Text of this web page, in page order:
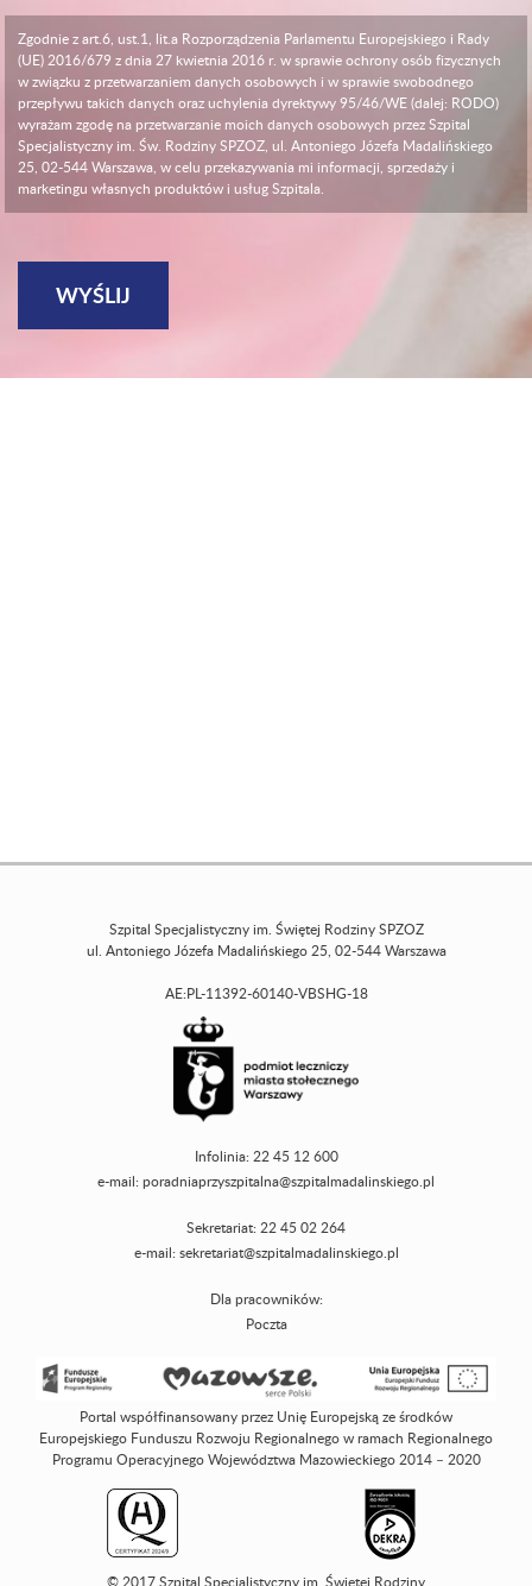
Zgodnie z art.6, ust.1, lit.a Rozporządzenia Parlamentu Europejskiego i Rady
(UE) 2016/679 z dnia 27 kwietnia 2016 r. w sprawie ochrony osób fizycznych
w związku z przetwarzaniem danych osobowych i w sprawie swobodnego
przepływu takich danych oraz uchylenia dyrektywy 95/46/WE (dalej: RODO)
wyrażam zgodę na przetwarzanie moich danych osobowych przez Szpital
Specjalistyczny im. Św. Rodziny SPZOZ, ul. Antoniego Józefa Madalińskiego
25, 02-544 Warszawa, w celu przekazywania mi informacji, sprzedaży i
marketingu własnych produktów i usług Szpitala.
Szpital Specjalistyczny im. Świętej Rodziny SPZOZ
ul. Antoniego Józefa Madalińskiego 25, 02-544 Warszawa
AE:PL-11392-60140-VBSHG-18
Infolinia: 22 45 12 600
e-mail: poradniaprzyszpitalna@szpitalmadalinskiego.pl
Sekretariat: 22 45 02 264
e-mail: sekretariat@szpitalmadalinskiego.pl
Dla pracowników:
Poczta
Portal współfinansowany przez Unię Europejską ze środków
Europejskiego Funduszu Rozwoju Regionalnego w ramach Regionalnego
Programu Operacyjnego Województwa Mazowieckiego 2014 – 2020